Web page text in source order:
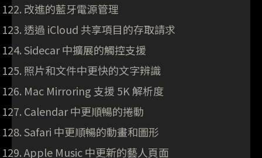
改進的藍牙電源管理
透過 iCloud 共享項目的存取請求
Sidecar 中擴展的觸控支援
照片和文件中更快的文字辨識
Mac Mirroring 支援 5K 解析度
Calendar 中更順暢的捲動
Safari 中更順暢的動畫和圖形
Apple Music 中更新的藝人頁面